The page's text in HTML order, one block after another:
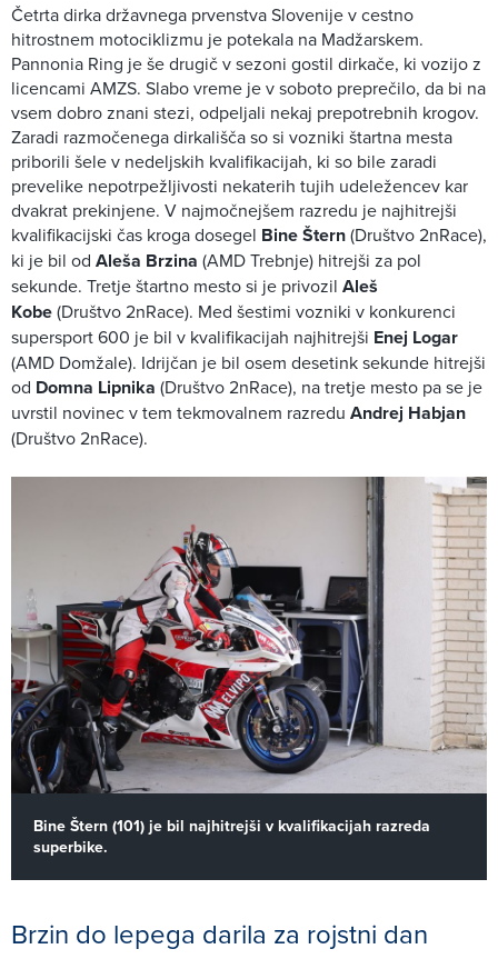
Četrta dirka državnega prvenstva Slovenije v cestno
hitrostnem motociklizmu je potekala na Madžarskem.
Pannonia Ring je še drugič v sezoni gostil dirkače, ki vozijo z
licencami AMZS. Slabo vreme je v soboto preprečilo, da bi na
vsem dobro znani stezi, odpeljali nekaj prepotrebnih krogov.
Zaradi razmočenega dirkališča so si vozniki štartna mesta
priborili šele v nedeljskih kvalifikacijah, ki so bile zaradi
prevelike nepotrpežljivosti nekaterih tujih udeležencev kar
dvakrat prekinjene. V najmočnejšem razredu je najhitrejši
kvalifikacijski čas kroga dosegel Bine Štern(Društvo 2nRace),
ki je bil od Aleša Brzina (AMD Trebnje) hitrejši za pol
sekunde. Tretje štartno mesto si je privozil Aleš
Kobe(Društvo 2nRace). Med šestimi vozniki v konkurenci
supersport 600 je bil v kvalifikacijah najhitrejši Enej Logar
(AMD Domžale). Idrijčan je bil osem desetink sekunde hitrejši
od Domna Lipnika (Društvo 2nRace), na tretje mesto pa se je
uvrstil novinec v tem tekmovalnem razredu Andrej Habjan
(Društvo 2nRace).
Bine Štern (101) je bil najhitrejši v kvalifikacijah razreda
superbike.
Brzin do lepega darila za rojstni dan